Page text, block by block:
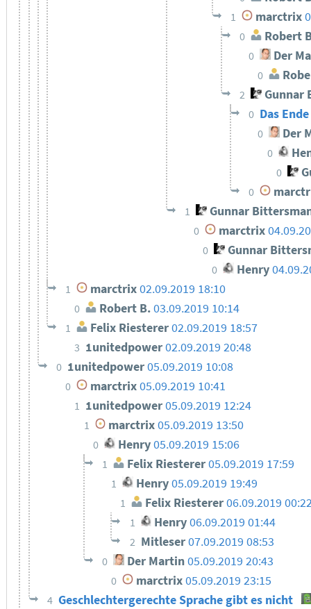
1 marctrix
0 Robert
0 Der
0
2 Gunnar
0 Das
0 Der
0
0
0
1 Gunnar
0 marctrix
0 Gunnar
0 Henry
1 marctrix02.09.2019 18:10
0 Robert B.03.09.2019 10:14
1 Felix Riesterer02.09.2019 18:57
3 1unitedpower02.09.2019 20:48
0 1unitedpower05.09.2019 10:08
0 marctrix05.09.2019 10:41
1 1unitedpower05.09.2019 12:24
1 marctrix05.09.2019 13:50
0 Henry 05.09.2019 15:06
1 Felix Riesterer05.09.2019 17:59
1 Henry05.09.2019 19:49
1 Felix Riesterer06.09.2019
1 Henry06.09.2019 01:44
2 Mitleser07.09.2019 08:53
0 Der Martin05.09.2019 20:43
0 marctrix05.09.2019 23:15
4 Geschlechtergerechte Sprache gibt es nicht